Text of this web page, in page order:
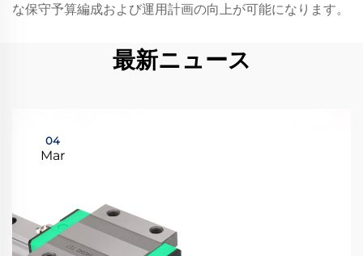
な保守予算編成および運用計画の向上が可能になります。
最新ニュース
04
Mar